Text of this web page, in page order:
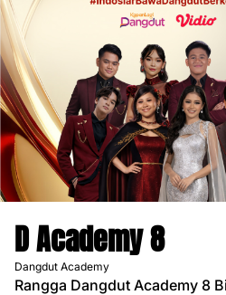
D Academy 8
Dangdut Academy
Rangga Dangdut Academy 8